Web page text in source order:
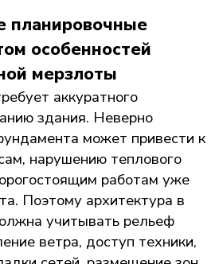
планировочные
особенностей
мерзлоты
аккуратного
здания. Неверно
может привести к
нарушению теплового
работам уже
Поэтому архитектура в
учитывать рельеф
ветра, доступ техники,